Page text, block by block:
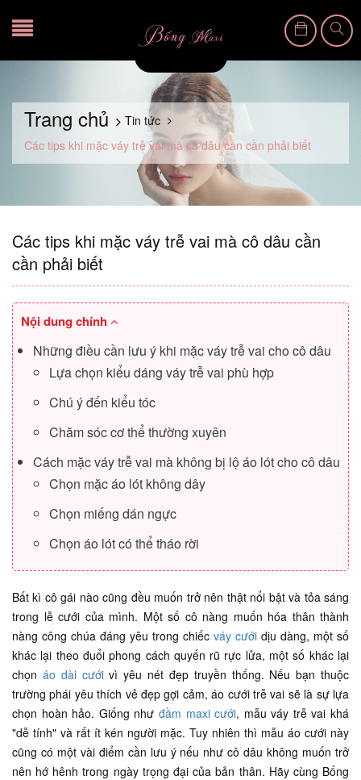
Trang chủ
Tin tức
Các tips khi mặc váy trễ vai mà cô dâu cần cần phải biết
Các tips khi mặc váy trễ vai mà cô dâu cần
cần phải biết
Nội dung chính
Những điều cần lưu ý khi mặc váy trễ vai cho cô dâu
Lựa chọn kiểu dáng váy trễ vai phù hợp
Chú ý đến kiểu tóc
Chăm sóc cơ thể thường xuyên
Cách mặc váy trễ vai mà không bị lộ áo lót cho cô dâu
Chọn mặc áo lót không dây
Chọn miếng dán ngực
Chọn áo lót có thể tháo rời
Bất kì cô gái nào cũng đều muốn trở nên thật nổi bật và tỏa sáng
trong lễ cưới của mình. Một số cô nàng muốn hóa thân thành
nàng công chúa đáng yêu trong chiếc váy cưới dịu dàng, một số
khác lại theo đuổi phong cách quyến rũ rực lửa, một số khác lại
chọn áo dài cướivì yêu nét đẹp truyền thống. Nếu bạn thuộc
trường phái yêu thích vẻ đẹp gợi cảm, áo cưới trễ vai sẽ là sự lựa
chọn hoàn hảo. Giống như đầm maxi cưới, mẫu váy trễ vai khá
"dễ tính" và rất ít kén người mặc. Tuy nhiên thì mẫu áo cưới này
cũng có một vài điểm cần lưu ý nếu như cô dâu không muốn trở
nên hớ hênh trong ngày trọng đại của bản thân. Hãy cùng Bống